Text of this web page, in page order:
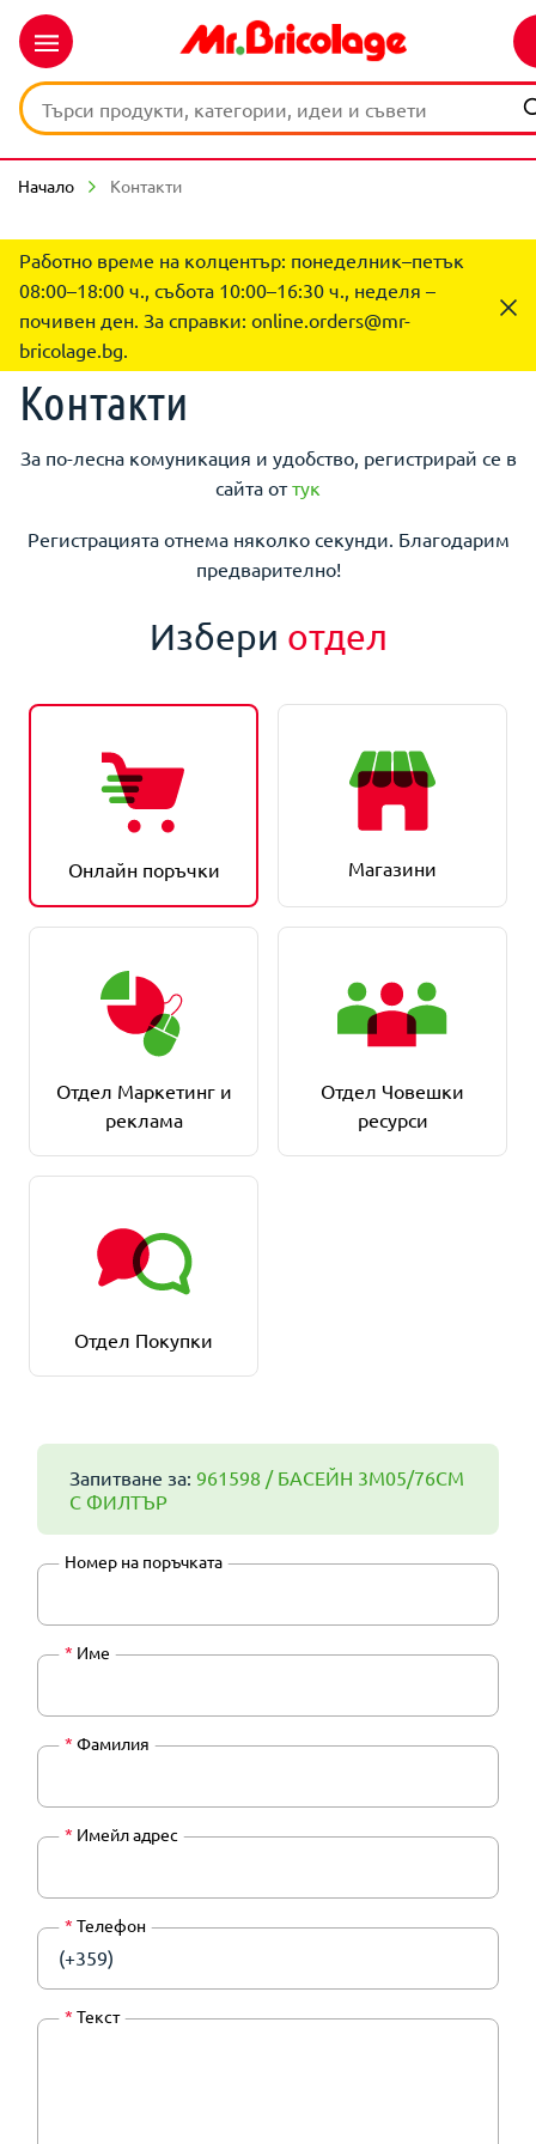
Начало Контакти
Работно време на колцентър: понеделник–петък
08:00–18:00 ч., събота 10:00–16:30 ч., неделя –
почивен ден. За справки: online.orders@mr-
bricolage.bg.
Контакти
За по-лесна комуникация и удобство, регистрирай се в
сайта оттук
Регистрацията отнема няколко секунди. Благодарим
предварително!
Избери отдел
Онлайн поръчки Магазини
Отдел Маркетинг и
реклама
Отдел Човешки
ресурси
Отдел Покупки
Запитване за: 961598 / БАСЕЙН 3М05/76СМ
С ФИЛТЪР
Номер на поръчката
* Име
* Фамилия
* Имейл адрес
* Телефон
(+359)
* Текст